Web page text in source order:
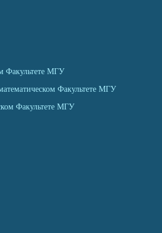
Факультете МГУ
Факультете МГУ
Факультете МГУ